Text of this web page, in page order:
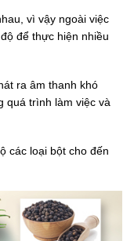
vì vậy ngoài việc
để thực hiện nhiều
ra âm thanh khó
quá trình làm việc và
các loại bột cho đến